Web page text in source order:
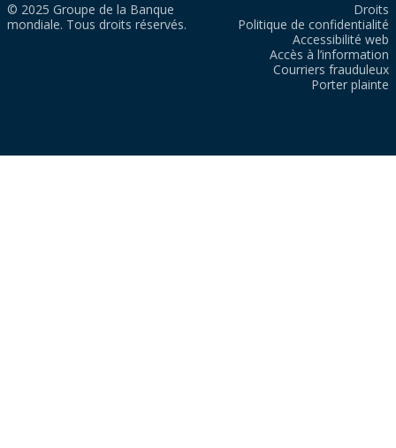
© 2025 Groupe de la Banque
mondiale. Tous droits réservés.
Droits
Politique de confidentialité
Accessibilité web
Accès à l’information
Courriers frauduleux
Porter plainte